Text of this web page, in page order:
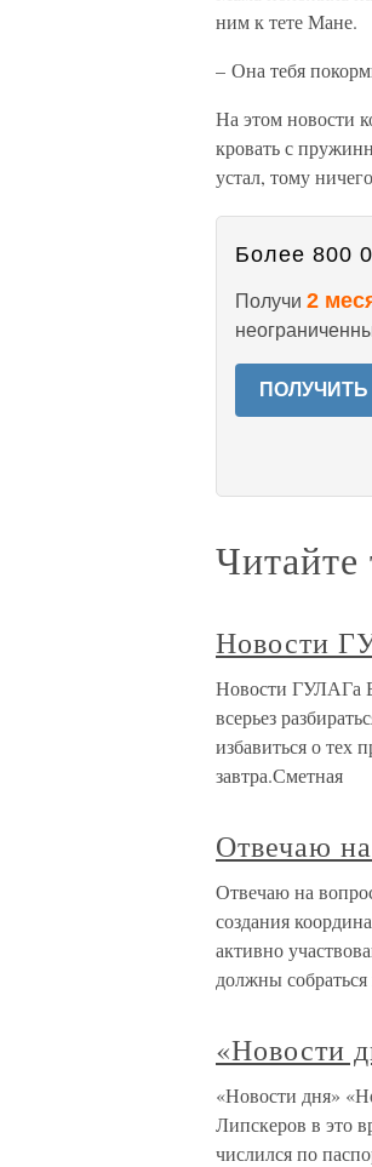
ним к тете Мане.
– Она тебя
На этом новости
кровать с
устал, тому
Более 800
Получи 2
Читайте
Новости
Новости ГУЛАГа
всерьез
избавиться о тех
завтра.Сметная
Отвечаю
Отвечаю на
создания
активно
должны собраться
«Новости
«Новости дня»
Липскеров в это
числился по